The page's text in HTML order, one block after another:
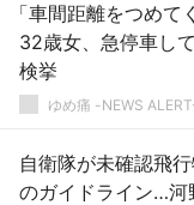
「車間距離をつめ
32歳女、急停車し
検挙
ゆめ痛 -NEWS
自衛隊が未確認飛
のガイドライン…河